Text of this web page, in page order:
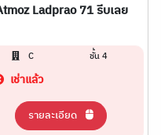
Ladprao 71 รีบเลย
C ชั้น 4
เช่าแล้ว
รายละเอียด